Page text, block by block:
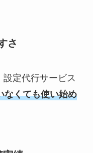
さ
定代行サービス
なくても使い始め